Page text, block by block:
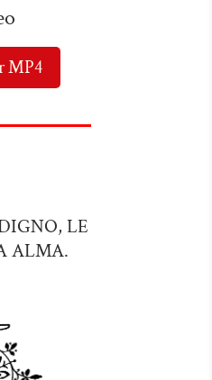
MP4
LE
ALMA.